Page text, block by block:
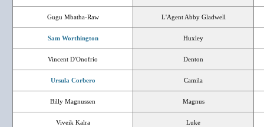
Gugu Mbatha-Raw L'Agent Abby Gladwell
Sam Worthington Huxley
Vincent D'Onofrio Denton
Ursula Corbero Camila
Billy Magnussen Magnus
Viveik Kalra Luke